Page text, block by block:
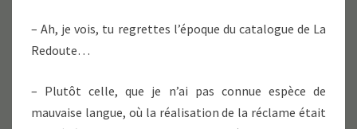
– Ah, je vois, tu regrettes l’époque du catalogue de La
Redoute…
– Plutôt celle, que je n’ai pas connue espèce de
mauvaise langue, où la réalisation de la réclame était